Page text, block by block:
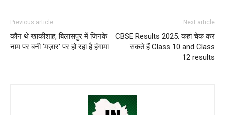
Previous article
कौन थे खाकीशाह, बिलासपुर में जिनके
नाम पर बनी ‘मज़ार’ पर हो रहा है हंगामा
Next article
CBSE Results 2025: कहां चेक कर
सकते हैं Class 10 and Class
12 results